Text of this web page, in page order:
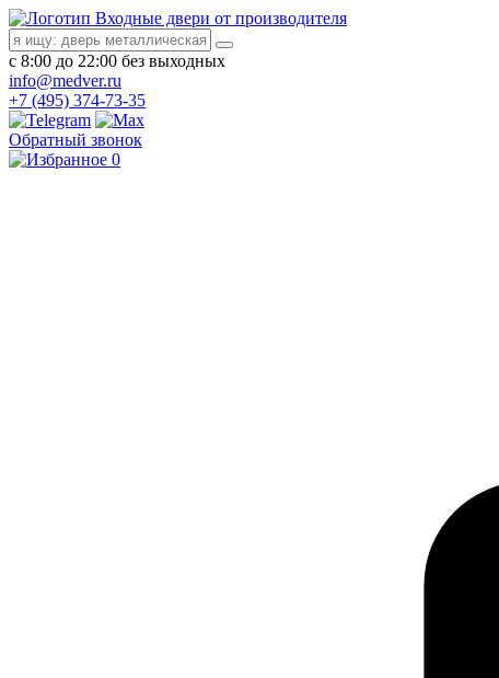
Входные двери от производителя
с 8:00 до 22:00 без выходных
info@medver.ru
+7 (495) 374-73-35
Обратный звонок
0